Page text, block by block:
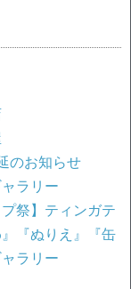
のお知らせ
ラリー
祭】ティンガテ
『ぬりえ』『缶
ラリー